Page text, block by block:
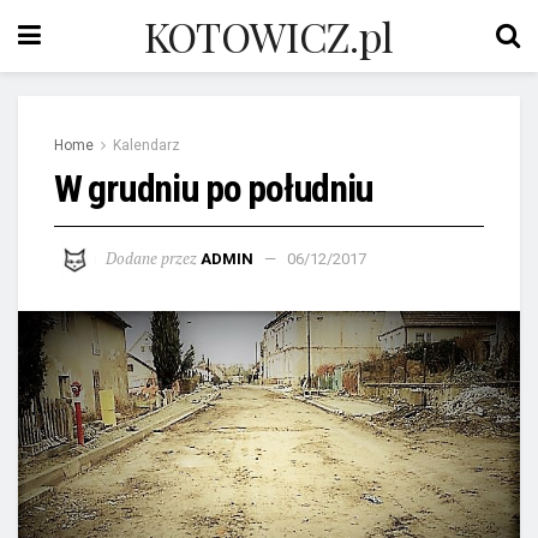
KOTOWICZ.pl
Home Kalendarz
W grudniu po południu
Dodane przez ADMIN 06/12/2017